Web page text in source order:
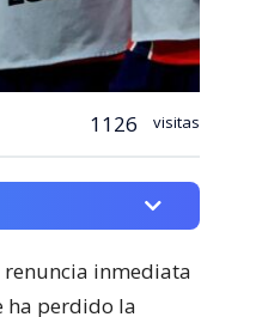
1126 visitas
renuncia inmediata
ha perdido la